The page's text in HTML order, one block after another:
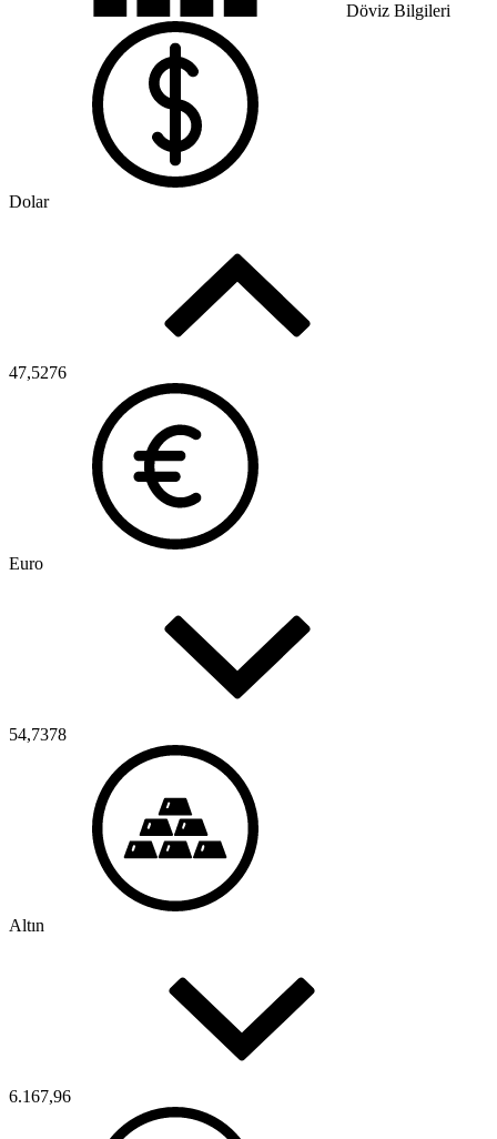
Döviz Bilgileri
Dolar
47,5276
Euro
54,7378
Altın
6.167,96